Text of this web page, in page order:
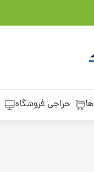
حراجی فروشگاه